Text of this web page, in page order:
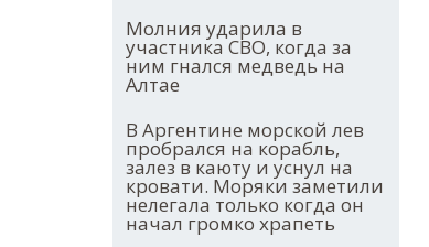
Молния ударила в
участника СВО, когда за
ним гнался медведь на
Алтае
В Аргентине морской лев
пробрался на корабль,
залез в каюту и уснул на
кровати. Моряки заметили
нелегала только когда он
начал громко храпеть